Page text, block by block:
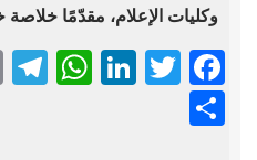
وكليات الإعلام، مقدّمًا خلاصة
Facebook
Twitter